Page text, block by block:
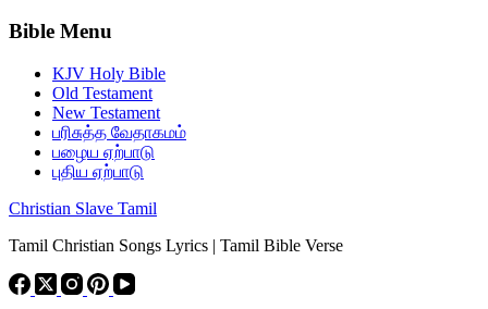
Bible Menu
KJV Holy Bible
Old Testament
New Testament
பரிசுத்த வேதாகமம்
பழைய ஏற்பாடு
புதிய ஏற்பாடு
Christian Slave Tamil
Tamil Christian Songs Lyrics | Tamil Bible Verse